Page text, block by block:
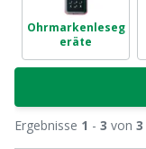
Ohrmarkenleseg
eräte
Ergebnisse 1 - 3 von 3